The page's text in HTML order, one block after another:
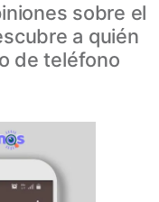
sobre el
a quién
de teléfono